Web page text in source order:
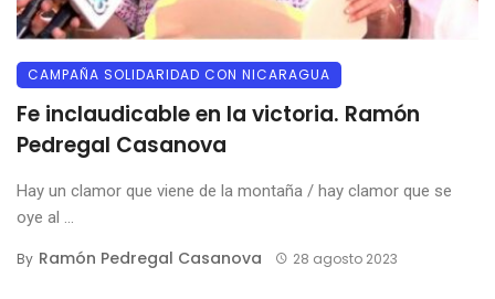
CAMPAÑA SOLIDARIDAD CON NICARAGUA
Fe inclaudicable en la victoria. Ramón
Pedregal Casanova
Hay un clamor que viene de la montaña / hay clamor que se
oye al ...
By Ramón Pedregal Casanova 28 agosto 2023